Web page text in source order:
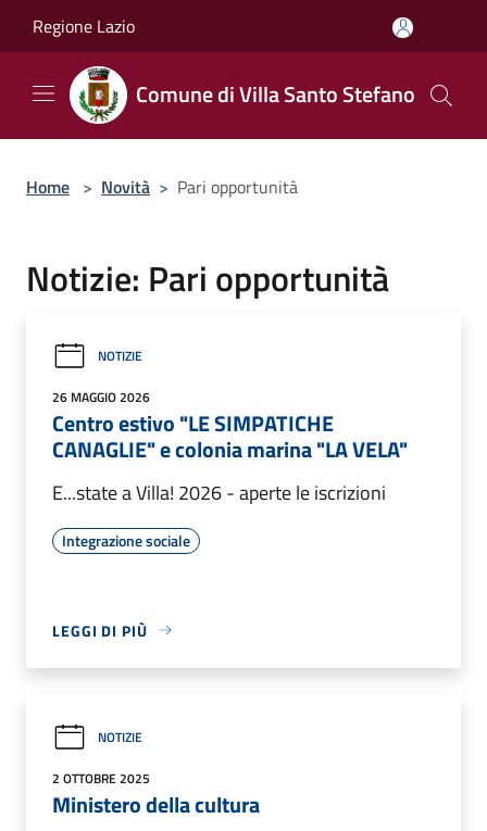
Regione Lazio
Comune di Villa Santo Stefano
Home > Novità > Pari opportunità
Notizie: Pari opportunità
NOTIZIE
26 MAGGIO 2026
Centro estivo "LE SIMPATICHE
CANAGLIE" e colonia marina "LA VELA"
E...state a Villa! 2026 - aperte le iscrizioni
Integrazione sociale
LEGGI DI PIÙ
NOTIZIE
2 OTTOBRE 2025
Ministero della cultura